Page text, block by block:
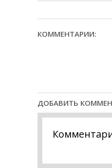
КОММЕНТАРИИ:
ДОБАВИТЬ